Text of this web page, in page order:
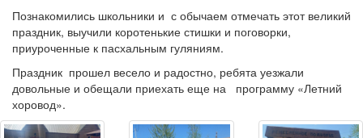
Познакомились школьники и с обычаем отмечать этот великий
праздник, выучили коротенькие стишки и поговорки,
приуроченные к пасхальным гуляниям.
Праздник прошел весело и радостно, ребята уезжали
довольные и обещали приехать еще на программу «Летний
хоровод».